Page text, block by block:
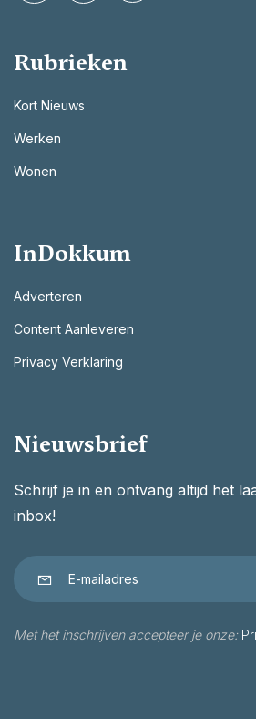
Rubrieken
Kort Nieuws
Werken
Wonen
InDokkum
Adverteren
Content Aanleveren
Privacy Verklaring
Nieuwsbrief
Schrijf je in en ontvang altijd het
inbox!
Met het inschrijven accepteer je onze: